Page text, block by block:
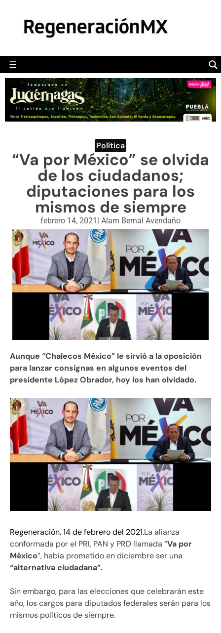
☰
POLÍTICA
CAMALEÓN
OPINIÓN
DEPORTES
ENGLISH SECTION
VIDEOS
Política
“Va por México” se olvida
de los ciudadanos;
diputaciones para los
mismos de siempre
febrero 14, 2021 | Alam Bernal Avendaño
Aunque “Chalecos México” le sirvió a la oposición
para lanzar consignas en algunos eventos del
presidente López Obrador, hoy los han olvidado.
Regeneración, 14 de febrero del 2021.La alianza
conformada por el PRI, PAN y PRD llamada “Va por
México”, había prometido en diciembre ser una
“alternativa ciudadana”.
Sin embargo, para las elecciones que celebrarán este
año, los cargos para diputados federales serán para los
mismos políticos de siempre.